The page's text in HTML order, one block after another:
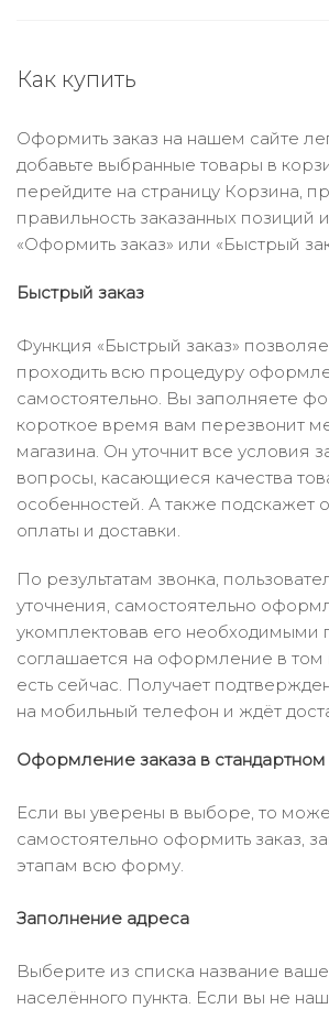
Как купить
Оформить заказ на нашем сайте
добавьте выбранные товары в
перейдите на страницу Корзина,
правильность заказанных позиций
«Оформить заказ» или «Быстрый
Быстрый заказ
Функция «Быстрый заказ»
проходить всю процедуру
самостоятельно. Вы заполняете
короткое время вам перезвонит
магазина. Он уточнит все условия
вопросы, касающиеся качества
особенностей. А также подскажет
оплаты и доставки.
По результатам звонка,
уточнения, самостоятельно
укомплектовав его необходимыми
соглашается на оформление в том
есть сейчас. Получает
на мобильный телефон и ждёт
Оформление заказа в
Если вы уверены в выборе, то
самостоятельно оформить заказ,
этапам всю форму.
Заполнение адреса
Выберите из списка название
населённого пункта. Если вы не